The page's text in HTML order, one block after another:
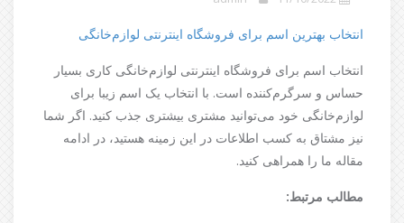
انتخاب بهترین اسم برای فروشگاه اینترنتی لوازم‌خانگی
انتخاب اسم برای فروشگاه اینترنتی لوازم‌خانگی کاری بسیار
حساس و سرگرم‌کننده است. با انتخاب یک اسم زیبا برای
لوازم‌خانگی خود می‌توانید مشتری بیشتری جذب کنید. اگر شما
نیز مشتاق به کسب اطلاعات در این زمینه هستید، در ادامه
مقاله ما را همراهی کنید.
مطالب مرتبط: